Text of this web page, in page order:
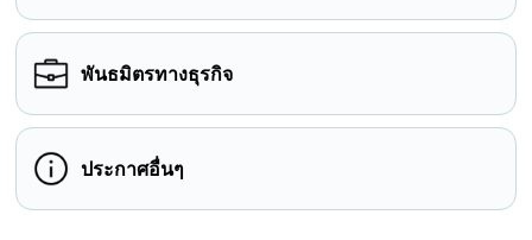
พันธมิตรทางธุรกิจ
ประกาศอื่นๆ